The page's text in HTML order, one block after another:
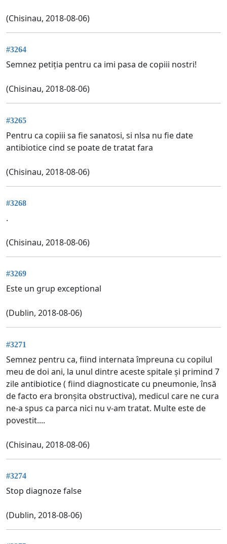
(Chisinau, 2018-08-06)
#3264
Semnez petiția pentru ca imi pasa de copiii nostri!
(Chisinau, 2018-08-06)
#3265
Pentru ca copiii sa fie sanatosi, si nlsa nu fie date
antibiotice cind se poate de tratat fara
(Chisinau, 2018-08-06)
#3268
.
(Chisinau, 2018-08-06)
#3269
Este un grup exceptional
(Dublin, 2018-08-06)
#3271
Semnez pentru ca, fiind internata împreuna cu copilul
meu de doi ani, la unul dintre aceste spitale și primind 7
zile antibiotice ( fiind diagnosticate cu pneumonie, însă
de facto era bronșita obstructiva), medicul care ne cura
ne-a spus ca parca nici nu v-am tratat. Multe este de
povestit....
(Chisinau, 2018-08-06)
#3274
Stop diagnoze false
(Dublin, 2018-08-06)